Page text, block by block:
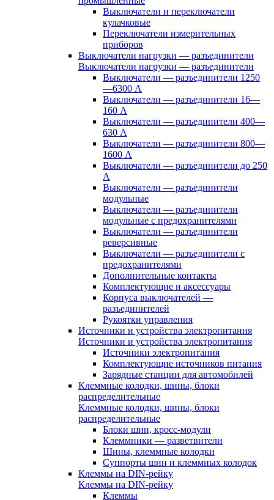
Выключатели и переключатели
кулачковые
Переключатели измерительных
приборов
Выключатели нагрузки — разъединители
Выключатели нагрузки — разъединители
Выключатели — разъединители 1250
—6300 А
Выключатели — разъединители 16—
160 А
Выключатели — разъединители 400—
630 А
Выключатели — разъединители 800—
1600 А
Выключатели — разъединители до 250
А
Выключатели — разъединители
модульные
Выключатели — разъединители
модульные с предохранителями
Выключатели — разъединители
реверсивные
Выключатели — разъединители с
предохранителями
Дополнительные контакты
Комплектующие и аксессуары
Корпуса выключателей —
разъединителей
Рукоятки управления
Источники и устройства электропитания
Источники и устройства электропитания
Источники электропитания
Комплектующие источников питания
Зарядные станции для автомобилей
Клеммные колодки, шины, блоки
распределительные
Клеммные колодки, шины, блоки
распределительные
Блоки шин, кросс-модули
Клеммники — разветвители
Шины, клеммные колодки
Суппорты шин и клеммных колодок
Клеммы на DIN-рейку
Клеммы на DIN-рейку
Клеммы